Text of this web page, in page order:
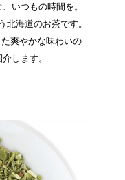
いつもの時間を。
北海道のお茶です。
爽やかな味わいの
します。